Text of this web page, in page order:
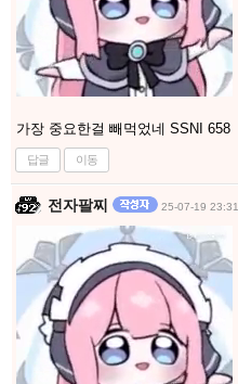
가장 중요한걸 빼먹었네 SSNI 658
답글 이동
전자팔찌 25-07-19 23:31